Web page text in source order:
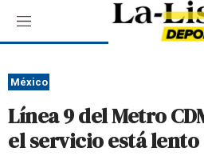
M
e
ú
México
Línea 9 del Metro
el servicio está lento